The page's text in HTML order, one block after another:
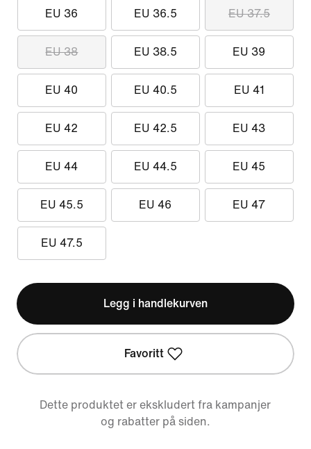
EU 36 EU 36.5 EU 37.5
EU 38 EU 38.5 EU 39
EU 40 EU 40.5 EU 41
EU 42 EU 42.5 EU 43
EU 44 EU 44.5 EU 45
EU 45.5 EU 46 EU 47
EU 47.5
Legg i handlekurven
Favoritt
Dette produktet er ekskludert fra kampanjer
og rabatter på siden.